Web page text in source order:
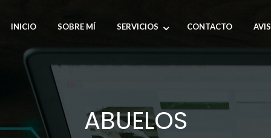
INICIO SOBRE MÍ SERVICIOS CONTACTO
ABUELOS